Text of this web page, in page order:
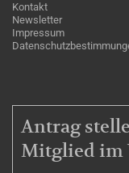
Kontakt
Newsletter
Impressum
Antrag
Mitglied im